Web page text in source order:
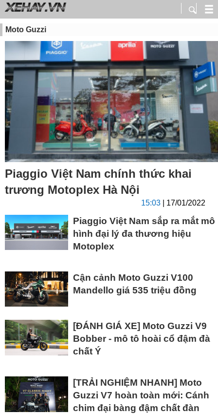
Moto Guzzi
Piaggio Việt Nam chính thức khai
trương Motoplex Hà Nội
15:03 | 17/01/2022
Piaggio Việt Nam sắp ra mắt mô
hình đại lý đa thương hiệu
Motoplex
Cận cảnh Moto Guzzi V100
Mandello giá 535 triệu đồng
[ĐÁNH GIÁ XE] Moto Guzzi V9
Bobber - mô tô hoài cổ đậm đà
chất Ý
[TRẢI NGHIỆM NHANH] Moto
Guzzi V7 hoàn toàn mới: Cánh
chim đại bàng đậm chất đàn